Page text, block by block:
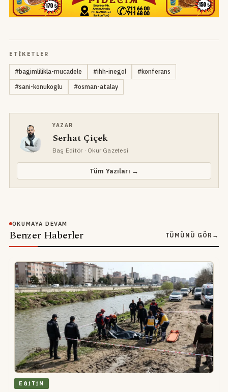
ETIKETLER
#bagimlilikla-mucadele #ihh-inegol #konferans
#sani-konukoglu #osman-atalay
YAZAR
Serhat Çiçek
Baş Editör · Okur Gazetesi
Tüm Yazıları →
OKUMAYA DEVAM
Benzer Haberler TÜMÜNÜ GÖR →
EĞITIM